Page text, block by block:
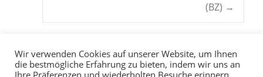
(BZ) →
Wir verwenden Cookies auf unserer Website, um Ihnen
die bestmögliche Erfahrung zu bieten, indem wir uns an
Ihre Präferenzen und wiederholten Besuche erinnern.